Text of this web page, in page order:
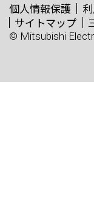
個人情報保護
サイトマップ
© Mitsubishi